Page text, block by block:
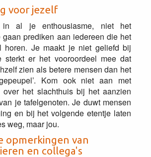
voor jezelf
in al je enthousiasme, niet het
gaan prediken aan iedereen die het
Je maakt je niet geliefd bij
sterkt er het vooroordeel mee dat
zien als betere mensen dan het
Kom ook niet aan met
over het slachthuis bij het aanzien
je tafelgenoten. Je duwt mensen
en bij het volgende etentje laten
weg, maar jou.
opmerkingen van
en collega's